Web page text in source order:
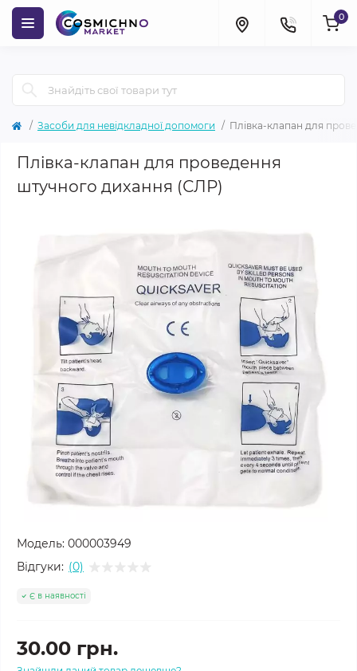
0
Засоби для невідкладної допомоги Плівка-клапан для
Плівка-клапан для проведення
штучного дихання (СЛР)
Модель: 000003949
Відгуки: (0)
Є в наявності
30.00 грн.